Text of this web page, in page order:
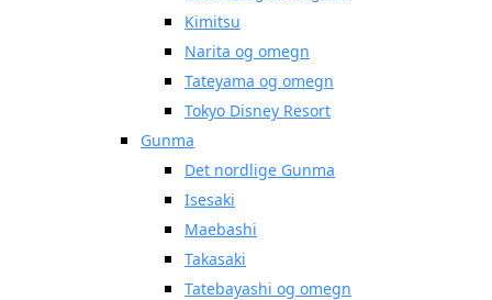
Kimitsu
Narita og omegn
Tateyama og omegn
Tokyo Disney Resort
Gunma
Det nordlige Gunma
Isesaki
Maebashi
Takasaki
Tatebayashi og omegn